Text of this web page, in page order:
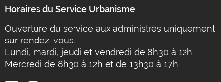
Horaires du Service Urbanisme
Ouverture du service aux administrés uniquement
sur rendez-vous.
Lundi, mardi, jeudi et vendredi de 8h30 à 12h
Mercredi de 8h30 à 12h et de 13h30 à 17h